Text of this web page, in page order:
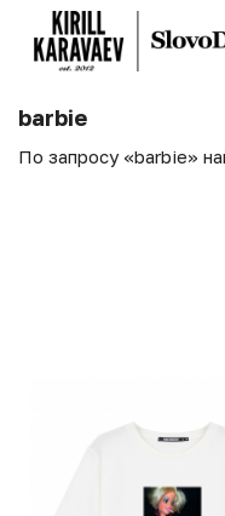
barbie
По запросу «barbie»